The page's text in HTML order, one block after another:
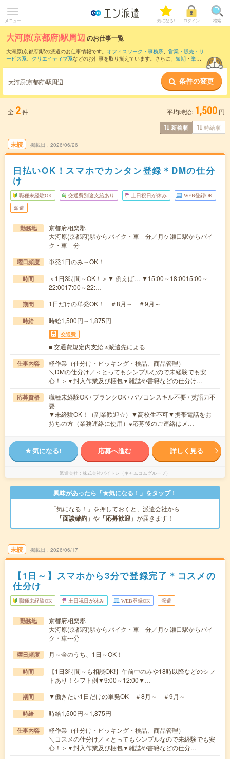
メニュー 気になる! ログイン 検索
大河原(京都府)駅周辺のお仕事一覧
大河原(京都府)駅の派遣のお仕事情報です。 オフィスワーク・事務系、 営業・販売・サ
ービス系、 クリエイティブ系などのお仕事を取り揃えています。さらに、 短期 ・ 単発
また、加茂(京都府)駅・信楽駅
など近隣駅のお仕事もご確認いた
だけます。
大河原(京都府)駅周辺 条件の変更
全 2件 平均時給: 1,500 円
新着順 時給順
未読 掲載日 2026/06/26
日払いOK！スマホでカンタン登録＊DMの仕分
け
職種未経験OK 交通費別途支給あり 土日祝日が休み WEB登録OK
派遣
勤務地
京都府相楽郡
大河原(京都府)駅からバイク・車---分／月ケ瀬口駅からバイ
ク・車---分
曜日頻度 単発1日のみ～OK！
時間
＜1日3時間～OK！＞▼ 例えば… ▼15:00～18:0015:00～
22:0017:00～22:…
期間 1日だけの単発OK！ ＃8月～ ＃9月～
時給 時給1,500円～1,875円
交通費
■ 交通費規定内支給 ※派遣先による
仕事内容
軽作業（仕分け・ピッキング・検品、商品管理）
＼DMの仕分け／＜とってもシンプルなので未経験でも安
心！＞▼封入作業及び梱包▼雑誌や書籍などの仕分け…
応募資格
職種未経験OK / ブランクOK / パソコンスキル不要 / 英語力不
要
▼未経験OK！（副業歓迎☆）▼高校生不可▼携帯電話をお
持ちの方（業務連絡に使用）※応募後のご連絡はメ…
気になる! 応募へ進む 詳しく見る
派遣会社 株式会社バイトレ（キャムコムグループ）
興味があったら「★気になる！」をタップ！
「気になる！」を押しておくと、派遣会社から
「面談確約」 や 「応募歓迎」 が届きます！
未読 掲載日 2026/06/17
【1日～】スマホから3分で登録完了＊コスメの
仕分け
職種未経験OK 土日祝日が休み WEB登録OK 派遣
勤務地
京都府相楽郡
大河原(京都府)駅からバイク・車---分／月ケ瀬口駅からバイ
ク・車---分
曜日頻度 月～金のうち、1日～OK！
時間
【1日3時間～も相談OK!】午前中のみや18時以降などのシフ
トあり！シフト例▼9:00～12:00▼…
期間 ▼働きたい1日だけの単発OK ＃8月～ ＃9月～
時給 時給1,500円～1,875円
仕事内容
軽作業（仕分け・ピッキング・検品、商品管理）
＼コスメの仕分け／＜とってもシンプルなので未経験でも安
心！＞▼封入作業及び梱包▼雑誌や書籍などの仕分…